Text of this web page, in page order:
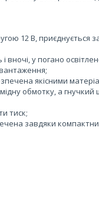
12 В, приєднується
вночі, у погано
якісними
обмотку, а гнучкий
тиск;
завдяки